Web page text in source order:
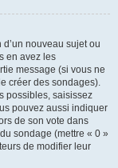
nouveau sujet ou
en avez les
message (si vous ne
créer des sondages).
possibles, saisissez
pouvez aussi indiquer
de son vote dans
sondage (mettre « 0 »
de modifier leur